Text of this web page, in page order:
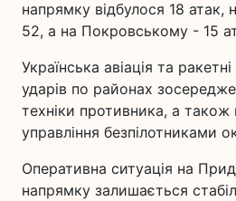
напрямку відбулося 18 атак,
52, а на Покровському - 15
Українська авіація та
ударів по районах
техніки противника, а також
управління безпілотниками
Оперативна ситуація на
напрямку залишається